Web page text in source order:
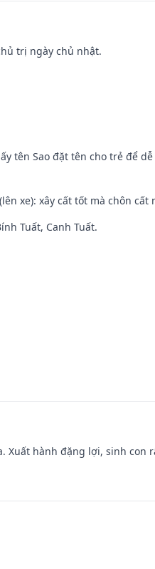
trị ngày chủ nhật.
tên Sao đặt tên cho trẻ để
xe): xây cất tốt mà chôn cất
Tuất, Canh Tuất.
Xuất hành đặng lợi, sinh con